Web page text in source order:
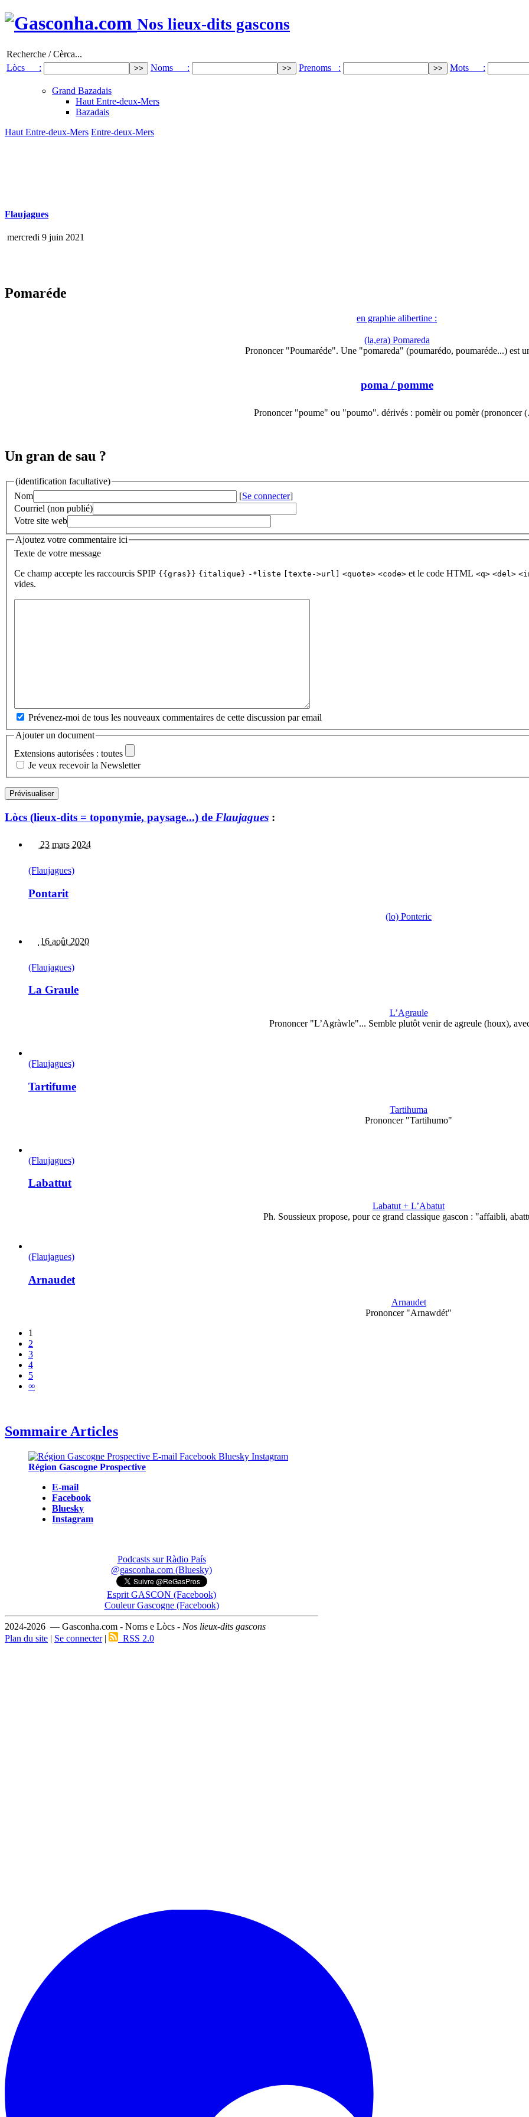
Nos lieux-dits gascons
Recherche / Cèrca...
Lòcs :
Noms : Prenoms : Mots :
Grand Bazadais
Haut Entre-deux-Mers
Bazadais
Haut Entre-deux-Mers Entre-deux-Mers
Flaujagues
mercredi 9 juin 2021
Pomaréde
en graphie alibertine :
(la,era) Pomareda
Prononcer "Poumaréde". Une "pomareda" (poumarédo, poumaréde...) est
poma / pomme
Prononcer "poume" ou "poumo". dérivés : pomèir ou pomèr (prononcer
Un gran de sau ?
(identification facultative)
Nom
[Se connecter]
Courriel (non publié)
Votre site web
Ajoutez votre commentaire ici
Texte de votre message
Ce champ accepte les raccourcis SPIP {{gras}} {italique} -*liste [texte->url] <quote> <code> et le code HTML <q> <del>
vides.
Prévenez-moi de tous les nouveaux commentaires de cette discussion par email
Ajouter un document
Extensions autorisées : toutes
Je veux recevoir la Newsletter
Lòcs (lieux-dits = toponymie, paysage...) de Flaujagues :
23 mars 2024
(Flaujagues)
Pontarit
(lo) Ponteric
16 août 2020
(Flaujagues)
La Graule
L’Agraule
Prononcer "L’Agràwle"... Semble plutôt venir de agreule (houx),
(Flaujagues)
Tartifume
Tartihuma
Prononcer "Tartihumo"
(Flaujagues)
Labattut
Labatut + L’Abatut
Ph. Soussieux propose, pour ce grand classique gascon : "affaibli,
(Flaujagues)
Arnaudet
Arnaudet
Prononcer "Arnawdét"
1
2
3
4
5
∞
Sommaire Articles
Région Gascogne Prospective
E-mail
Facebook
Bluesky
Instagram
Podcasts sur Ràdio País
@gasconha.com (Bluesky)
Esprit GASCON (Facebook)
Couleur Gascogne (Facebook)
2024-2026 — Gasconha.com - Noms e Lòcs - Nos lieux-dits gascons
Plan du site | Se connecter| RSS 2.0